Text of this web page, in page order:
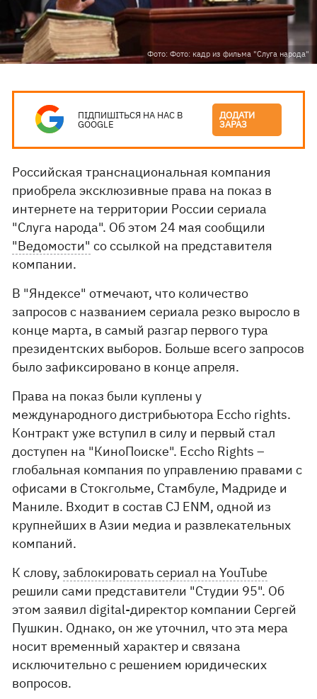
Фото: Фото: кадр из фильма "Слуга народа"
ПІДПИШІТЬСЯ НА НАС В
GOOGLE
ДОДАТИ
ЗАРАЗ
Российская транснациональная компания
приобрела эксклюзивные права на показ в
интернете на территории России сериала
"Слуга народа". Об этом 24 мая сообщили
"Ведомости" со ссылкой на представителя
компании.
В "Яндексе" отмечают, что количество
запросов с названием сериала резко выросло в
конце марта, в самый разгар первого тура
президентских выборов. Больше всего запросов
было зафиксировано в конце апреля.
Права на показ были куплены у
международного дистрибьютора Eccho rights.
Контракт уже вступил в силу и первый стал
доступен на "КиноПоиске". Eccho Rights –
глобальная компания по управлению правами с
офисами в Стокгольме, Стамбуле, Мадриде и
Маниле. Входит в состав CJ ENM, одной из
крупнейших в Азии медиа и развлекательных
компаний.
К слову,заблокировать сериал на YouTube
решили сами представители "Студии 95". Об
этом заявил digital-директор компании Сергей
Пушкин. Однако, он же уточнил, что эта мера
носит временный характер и связана
исключительно с решением юридических
вопросов.